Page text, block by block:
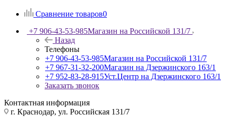
Сравнение товаров0
+7 906-43-53-985Магазин на Российской 131/7
Назад
Телефоны
+7 906-43-53-985Магазин на Российской 131/7
+7 967-31-32-200Магазин на Дзержинского 163/1
+7 952-83-28-915Уст.Центр на Дзержинского 163/1
Заказать звонок
Контактная информация
г. Краснодар, ул. Российская 131/7